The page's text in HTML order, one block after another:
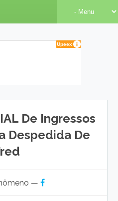
De Ingressos
Despedida De
—